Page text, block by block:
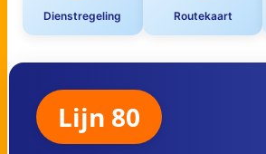
Dienstregeling Routekaart
Lijn 80